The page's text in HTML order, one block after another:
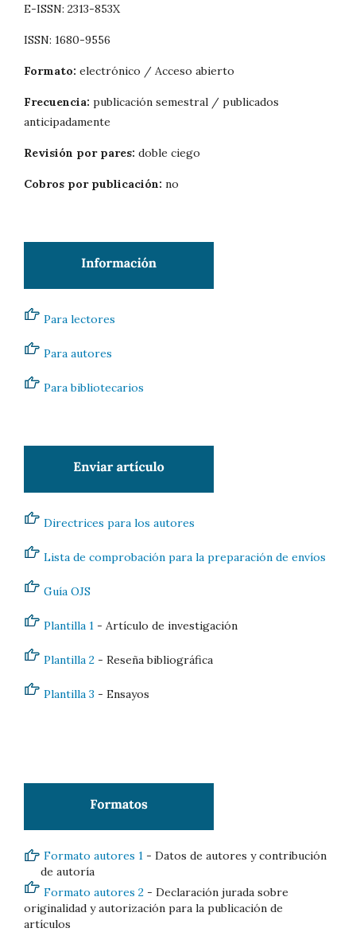
E-ISSN: 2313-853X
ISSN: 1680-9556
Formato: electrónico / Acceso abierto
Frecuencia: publicación semestral / publicados
anticipadamente
Revisión por pares: doble ciego
Cobros por publicación: no
Para lectores
Para autores
Para bibliotecarios
Directrices para los autores
Lista de comprobación para la preparación de envíos
Guía OJS
Plantilla 1 - Artículo de investigación
Plantilla 2 - Reseña bibliográfica
Plantilla 3 - Ensayos
Formato autores 1 - Datos de autores y contribución
de autoría
Formato autores 2 - Declaración jurada sobre
originalidad y autorización para la publicación de
artículos